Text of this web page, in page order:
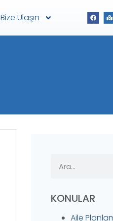
Bize Ulaşın
KONULAR
Aile